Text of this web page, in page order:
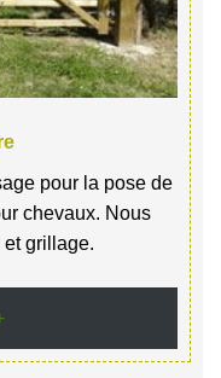
pour la pose de
chevaux. Nous
grillage.